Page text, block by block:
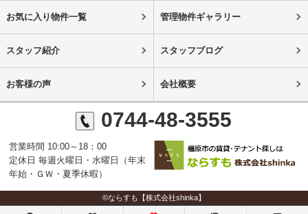
お気に入り物件一覧 管理物件ギャラリー
スタッフ紹介 スタッフブログ
お客様の声 会社概要
0744-48-3555
営業時間 10:00～18：00
定休日 毎週火曜日・水曜日（年末
年始・ＧＷ・夏季休暇）
©ならすも【株式会社shinka】